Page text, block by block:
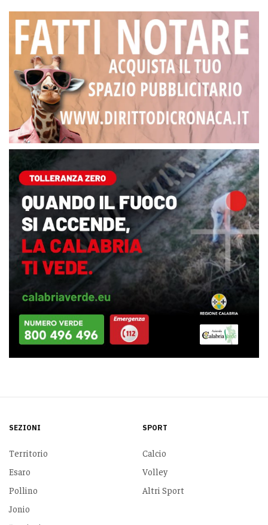
SEZIONI
Territorio
Esaro
Pollino
Jonio
SPORT
Calcio
Volley
Altri Sport